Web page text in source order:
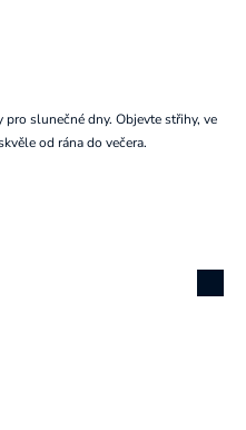
slunečné dny. Objevte střihy, ve
od rána do večera.